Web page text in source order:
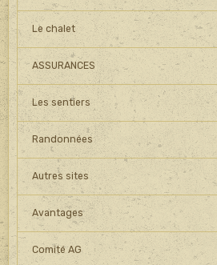
Le chalet
ASSURANCES
Les sentiers
Randonnées
Autres sites
Avantages
Comité AG